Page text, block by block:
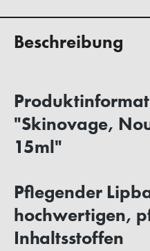
Beschreibung
"Skinovage,
15ml"
Pflegender
hochwertigen,
Inhaltsstoffen